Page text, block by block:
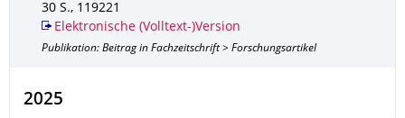
30 S., 119221
Elektronische (Volltext-)Version
Publikation: Beitrag in Fachzeitschrift > Forschungsartikel
2025